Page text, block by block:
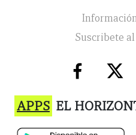
Suscribete al
APPS EL